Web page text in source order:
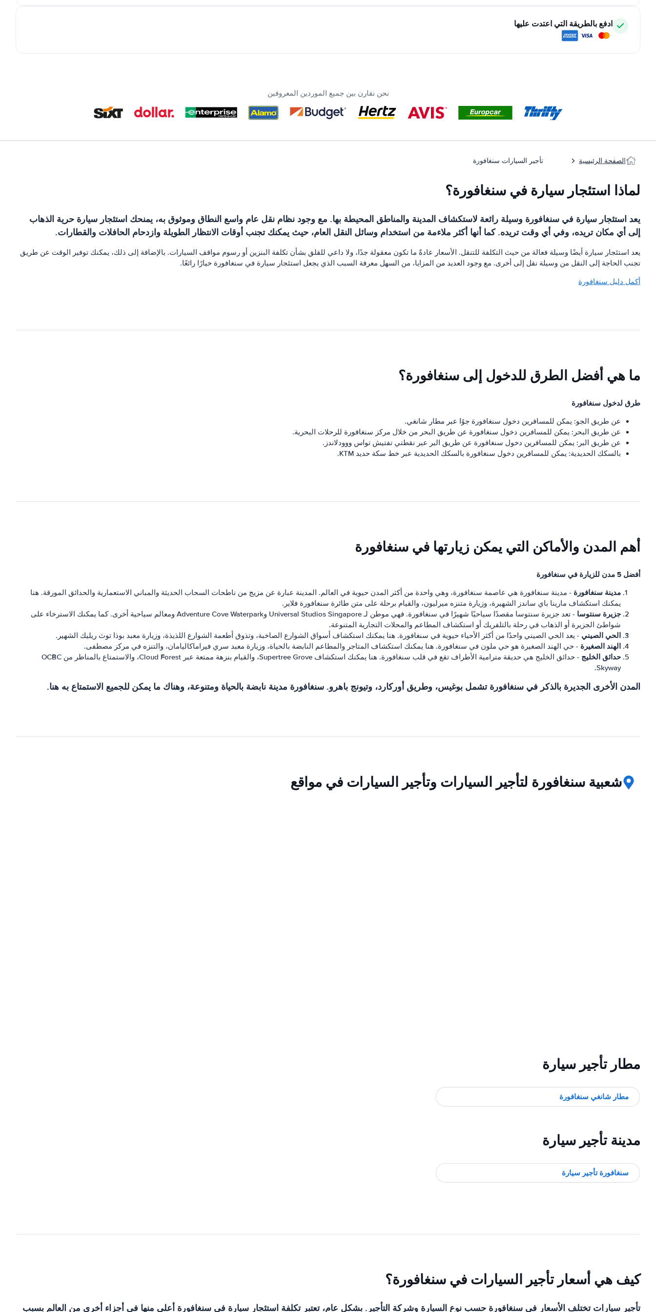
ادفع بالطريقة التي اعتدت عليها
نحن نقارن بين جميع الموردين المعروفين
الصفحة الرئيسية تأجير السيارات سنغافورة
لماذا استئجار سيارة في سنغافورة؟
يعد استئجار سيارة في سنغافورة وسيلة رائعة لاستكشاف المدينة والمناطق المحيطة بها. مع وجود نظام نقل عام واسع النطاق وموثوق به، يمنحك استئجار سيارة حرية الذهاب
إلى أي مكان تريده، وفي أي وقت تريده. كما أنها أكثر ملاءمة من استخدام وسائل النقل العام، حيث يمكنك تجنب أوقات الانتظار الطويلة وازدحام الحافلات والقطارات.
يعد استئجار سيارة أيضًا وسيلة فعالة من حيث التكلفة للتنقل. الأسعار عادةً ما تكون معقولة جدًا، ولا داعي للقلق بشأن تكلفة البنزين أو رسوم مواقف السيارات. بالإضافة إلى ذلك، يمكنك توفير الوقت عن طريق
تجنب الحاجة إلى النقل من وسيلة نقل إلى أخرى. مع وجود العديد من المزايا، من السهل معرفة السبب الذي يجعل استئجار سيارة في سنغافورة خيارًا رائعًا.
أكمل دليل سنغافورة
ما هي أفضل الطرق للدخول إلى سنغافورة؟
طرق لدخول سنغافورة
عن طريق الجو: يمكن للمسافرين دخول سنغافورة جوًا عبر مطار شانغي.
عن طريق البحر: يمكن للمسافرين دخول سنغافورة عن طريق البحر من خلال مركز سنغافورة للرحلات البحرية.
عن طريق البر: يمكن للمسافرين دخول سنغافورة عن طريق البر عبر نقطتي تفتيش تواس ووودلاندز.
بالسكك الحديدية: يمكن للمسافرين دخول سنغافورة بالسكك الحديدية عبر خط سكة حديد KTM.
أهم المدن والأماكن التي يمكن زيارتها في سنغافورة
أفضل 5 مدن للزيارة في سنغافورة
مدينة سنغافورة - مدينة سنغافورة هي عاصمة سنغافورة، وهي واحدة من أكثر المدن حيوية في العالم. المدينة عبارة عن مزيج من ناطحات السحاب الحديثة والمباني الاستعمارية والحدائق المورقة. هنا
يمكنك استكشاف مارينا باي ساندز الشهيرة، وزيارة متنزه ميرليون، والقيام برحلة على متن طائرة سنغافورة فلاير.
جزيرة سنتوسا
- تعد جزيرة سنتوسا مقصدًا سياحيًا شهيرًا في سنغافورة. فهي موطن لـ Universal Studios Singapore وAdventure Cove Waterpark ومعالم سياحية أخرى. كما يمكنك الاسترخاء على
شواطئ الجزيرة أو الذهاب في رحلة بالتلفريك أو استكشاف المطاعم والمحلات التجارية المتنوعة.
الحي الصيني - يعد الحي الصيني واحدًا من أكثر الأحياء حيوية في سنغافورة. هنا يمكنك استكشاف أسواق الشوارع الصاخبة، وتذوق أطعمة الشوارع اللذيذة، وزيارة معبد بوذا توث ريليك الشهير.
الهند الصغيرة - حي الهند الصغيرة هو حي ملون في سنغافورة. هنا يمكنك استكشاف المتاجر والمطاعم النابضة بالحياة، وزيارة معبد سري فيراماكاليامان، والتنزه في مركز مصطفى.
حدائق الخليج
- حدائق الخليج هي حديقة مترامية الأطراف تقع في قلب سنغافورة. هنا يمكنك استكشاف Supertree Grove، والقيام بنزهة ممتعة عبر Cloud Forest، والاستمتاع بالمناظر من OCBC
Skyway.
المدن الأخرى الجديرة بالذكر في سنغافورة تشمل بوغيس، وطريق أوركارد، وتيونج باهرو. سنغافورة مدينة نابضة بالحياة ومتنوعة، وهناك ما يمكن للجميع الاستمتاع به هنا.
شعبية سنغافورة لتأجير السيارات وتأجير السيارات في مواقع
مطار تأجير سيارة
مطار شانغي سنغافورة
مدينة تأجير سيارة
سنغافورة تأجير سيارة
كيف هي أسعار تأجير السيارات في سنغافورة؟
تأجير سيارات تختلف الأسعار في سنغافورة حسب نوع السيارة وشركة التأجير. بشكل عام، تعتبر تكلفة استئجار سيارة في سنغافورة أعلى منها في أجزاء أخرى من العالم بسبب